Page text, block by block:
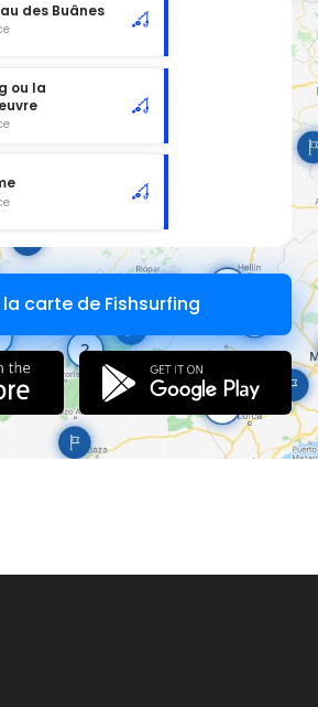
des Buânes
ou la
carte de Fishsurfing